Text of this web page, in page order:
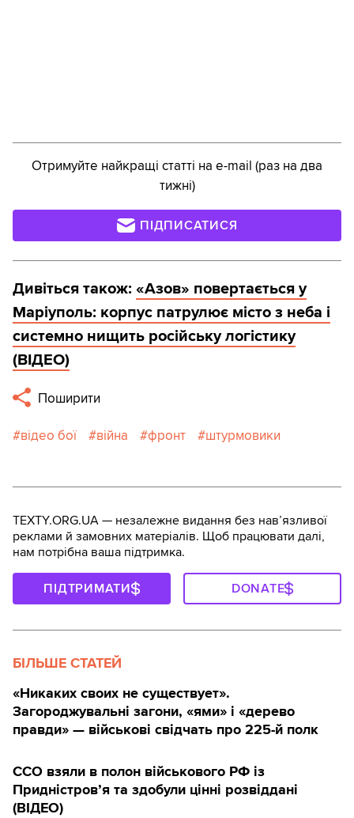
Отримуйте найкращі статті на e-mail (раз на два
тижні)
ПІДПИСАТИСЯ
Дивіться також: «Азов» повертається у
Маріуполь: корпус патрулює місто з неба і
системно нищить російську логістику
(ВІДЕО)
Поширити
відео бої війна фронт штурмовики
TEXTY.ORG.UA — незалежне видання без навʼязливої
реклами й замовних матеріалів. Щоб працювати далі,
нам потрібна ваша підтримка.
ПІДТРИМАТИ DONATE
БІЛЬШЕ СТАТЕЙ
«Никаких своих не существует».
Загороджувальні загони, «ями» і «дерево
правди» — військові свідчать про 225-й полк
ССО взяли в полон військового РФ із
Придністров’я та здобули цінні розвіддані
(ВІДЕО)